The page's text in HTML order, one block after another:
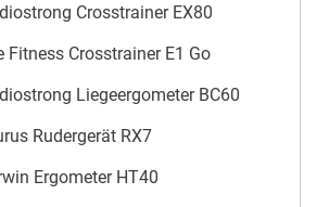
Crosstrainer EX80
Fitness Crosstrainer E1 Go
Liegeergometer BC60
Rudergerät RX7
Ergometer HT40